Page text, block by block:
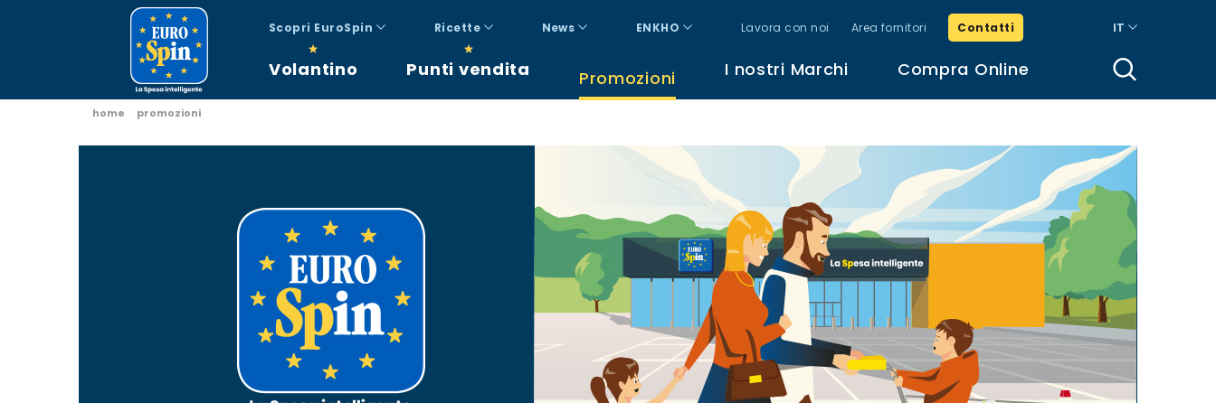
Scopri EuroSpin Ricette News ENKHO Lavora con noi Area fornitori Contatti IT
Volantino Punti vendita Promozioni I nostri Marchi Compra Online
home promozioni